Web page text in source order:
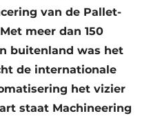
van de Pallet-
meer dan 150
buitenland was het
de internationale
het vizier
staat Machineering